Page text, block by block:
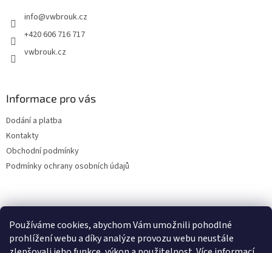
Používáme cookies, abychom Vám umožnili pohodlné
prohlížení webu a díky analýze provozu webu neustále
info@vwbrouk.cz
+420 606 716 717
vwbrouk.cz
Informace pro vás
Dodání a platba
Kontakty
Obchodní podmínky
Podmínky ochrany osobních údajů